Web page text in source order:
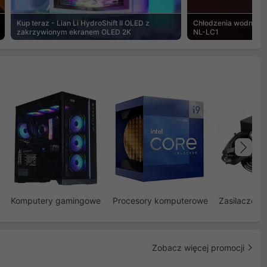
Kup teraz - Lian Li HydroShift II OLED z
zakrzywionym ekranem OLED 2K
Chłodzenia wodne
NL-LC1
Komputery gamingowe Procesory komputerowe Zasilacze
Zobacz więcej promocji